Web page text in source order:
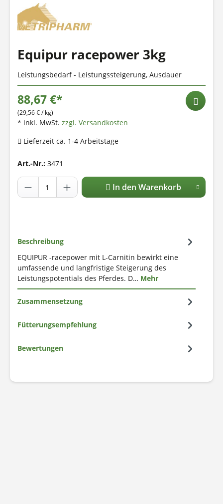
Equipur racepower 3kg
Leistungsbedarf - Leistungssteigerung, Ausdauer
88,67 €*
(29,56 € / kg)
* inkl. MwSt. zzgl. Versandkosten
Lieferzeit ca. 1-4 Arbeitstage
Art.-Nr.: 3471
In den Warenkorb
Beschreibung
EQUIPUR -racepower mit L-Carnitin bewirkt eine
umfassende und langfristige Steigerung des
Leistungspotentials des Pferdes. D… Mehr
Zusammensetzung
Fütterungsempfehlung
Bewertungen